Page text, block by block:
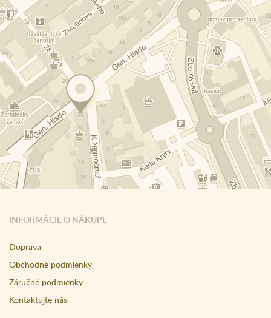
INFORMÁCIE O NÁKUPE
Doprava
Obchodné podmienky
Záručné podmienky
Kontaktujte nás